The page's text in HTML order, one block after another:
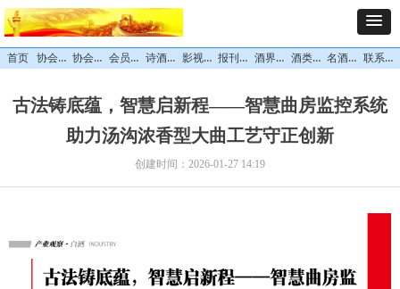
首页 协会概况 协会领导 会员中心 诗酒文化 影视专栏 报刊杂志 酒界精英 酒类专区 名酒风采 联系我们
古法铸底蕴，智慧启新程——智慧曲房监控系统
助力汤沟浓香型大曲工艺守正创新
创建时间： 2026-01-27 14:19